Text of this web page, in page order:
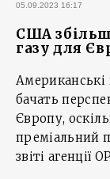
05.09.2023 16:17
США
газу для
Американські
бачать
Європу,
преміальний
звіті агенції